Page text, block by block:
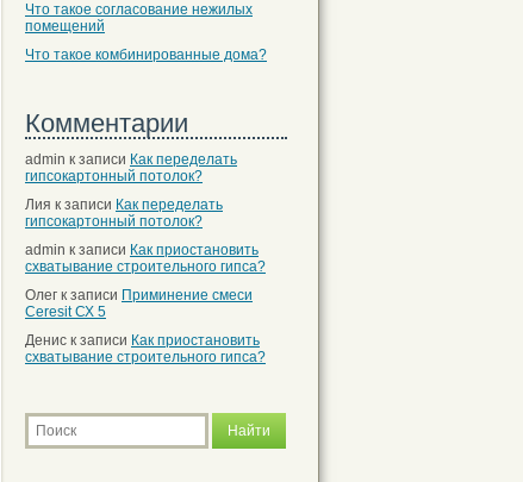
Что такое согласование нежилых
помещений
Что такое комбинированные дома?
Комментарии
admin к записи Как переделать
гипсокартонный потолок?
Лия к записи Как переделать
гипсокартонный потолок?
admin к записи Как приостановить
схватывание строительного гипса?
Олег к записи Приминение смеси
Ceresit СХ 5
Денис к записи Как приостановить
схватывание строительного гипса?